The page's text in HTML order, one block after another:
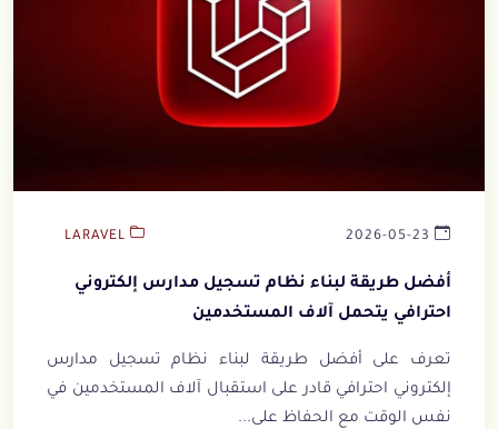
أفضل طريقة لبناء نظام تسجيل مدارس إلكتروني
احترافي يتحمل آلاف المستخدمين
تعرف على أفضل طريقة لبناء نظام تسجيل مدارس
إلكتروني احترافي قادر على استقبال آلاف المستخدمين في
نفس الوقت مع الحفاظ على...